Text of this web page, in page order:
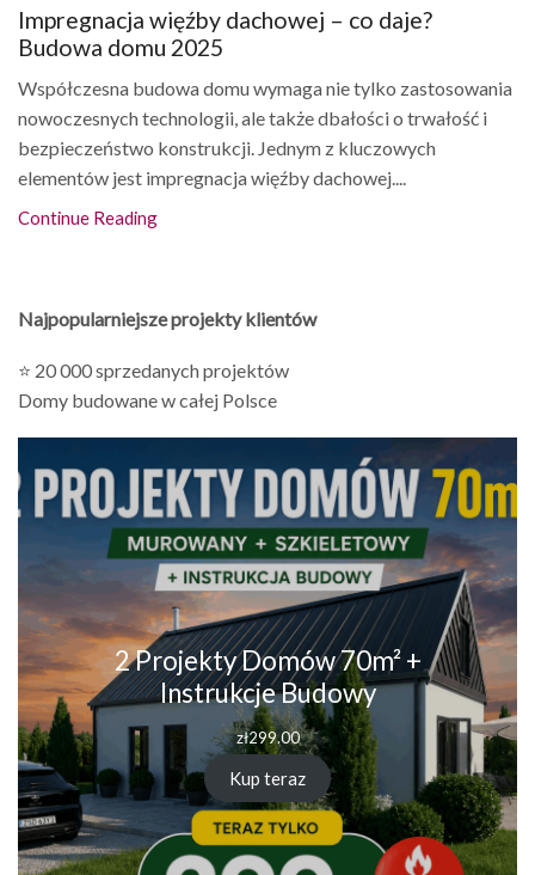
Impregnacja więźby dachowej – co daje?
Budowa domu 2025
Współczesna budowa domu wymaga nie tylko zastosowania
nowoczesnych technologii, ale także dbałości o trwałość i
bezpieczeństwo konstrukcji. Jednym z kluczowych
elementów jest impregnacja więźby dachowej....
Continue Reading
Najpopularniejsze projekty klientów
⭐ 20 000 sprzedanych projektów
Domy budowane w całej Polsce
2 Projekty Domów 70m² +
Instrukcje Budowy
zł299.00
Kup teraz